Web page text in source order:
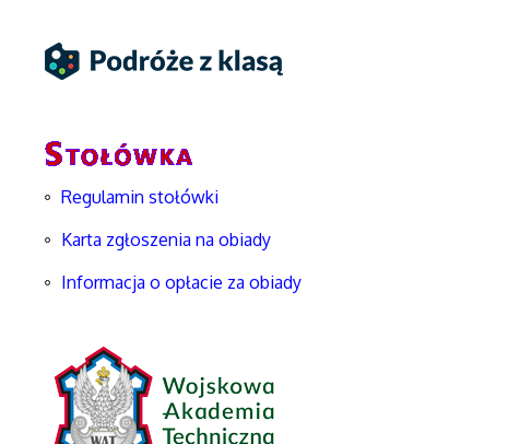
Regulamin stołówki
Karta zgłoszenia na obiady
Informacja o opłacie za obiady